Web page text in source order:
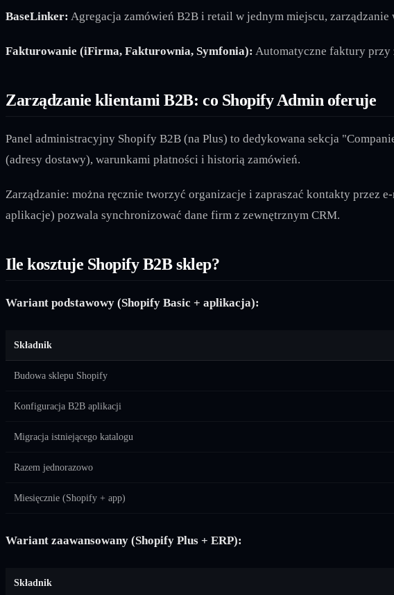
BaseLinker: Agregacja zamówień B2B i retail w jednym miejscu,
Fakturowanie (iFirma, Fakturownia, Symfonia): Automatyczne faktury przy
Zarządzanie klientami B2B: co Shopify Admin oferuje
Panel administracyjny Shopify B2B (na Plus) to dedykowana sekcja
(adresy dostawy), warunkami płatności i historią zamówień.
Zarządzanie: można ręcznie tworzyć organizacje i zapraszać kontakty przez
aplikacje) pozwala synchronizować dane firm z zewnętrznym CRM.
Ile kosztuje Shopify B2B sklep?
Wariant podstawowy (Shopify Basic + aplikacja):
Składnik
Budowa sklepu Shopify
Konfiguracja B2B aplikacji
Migracja istniejącego katalogu
Razem jednorazowo
Miesięcznie (Shopify + app)
Wariant zaawansowany (Shopify Plus + ERP):
Składnik